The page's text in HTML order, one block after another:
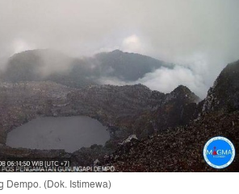
Dempo. (Dok. Istimewa)